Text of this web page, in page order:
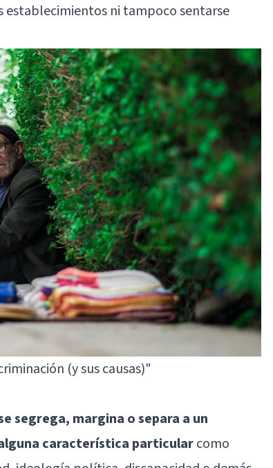
ni tampoco sentarse
(y sus causas)"
segrega, margina o separa a un
característica particularcomo